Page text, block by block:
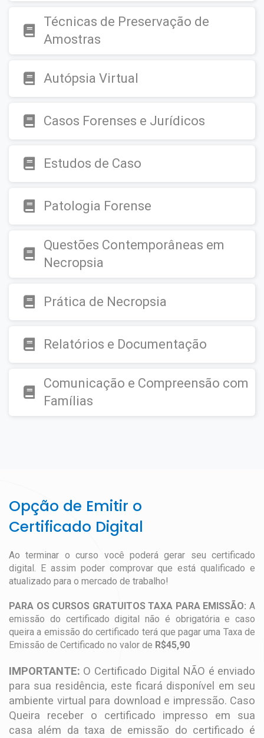
Técnicas de Preservação de
Amostras
Autópsia Virtual
Casos Forenses e Jurídicos
Estudos de Caso
Patologia Forense
Questões Contemporâneas em
Necropsia
Prática de Necropsia
Relatórios e Documentação
Comunicação e Compreensão com
Famílias
Opção de Emitir o
Certificado Digital
Ao terminar o curso você poderá gerar seu certificado
digital. E assim poder comprovar que está qualificado e
atualizado para o mercado de trabalho!
PARA OS CURSOS GRATUITOS TAXA PARA EMISSÃO: A
emissão do certificado digital não é obrigatória e caso
queira a emissão do certificado terá que pagar uma Taxa de
Emissão de Certificado no valor de R$45,90
IMPORTANTE: O Certificado Digital NÃO é enviado
para sua residência, este ficará disponível em seu
ambiente virtual para download e impressão. Caso
Queira receber o certificado impresso em sua
casa além da taxa de emissão do certificado é